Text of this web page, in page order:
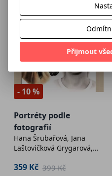
- 10 %
Portréty podle
fotografií
Hana Šrubařová, Jana
Laštovičková Grygarová,
(Javůrková)
359 Kč 399 Kč
Přijmout